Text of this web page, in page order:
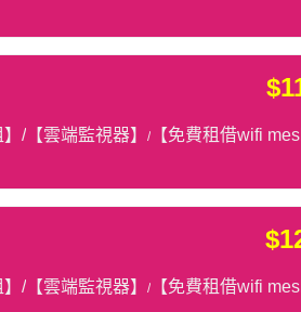
】/【雲端監視器】 /【免費租借wifi
】/【雲端監視器】 /【免費租借wifi